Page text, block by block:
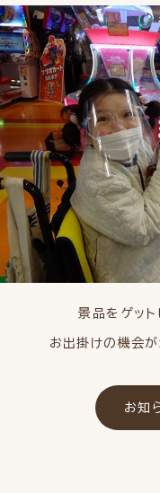
景品をゲッ
お出掛けの機会
お知